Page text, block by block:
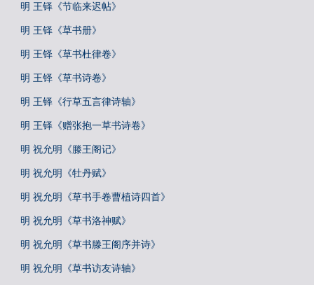
明 王铎《节临来迟帖》
明 王铎《草书册》
明 王铎《草书杜律卷》
明 王铎《草书诗卷》
明 王铎《行草五言律诗轴》
明 王铎《赠张抱一草书诗卷》
明 祝允明《滕王阁记》
明 祝允明《牡丹赋》
明 祝允明《草书手卷曹植诗四首》
明 祝允明《草书洛神赋》
明 祝允明《草书滕王阁序并诗》
明 祝允明《草书访友诗轴》